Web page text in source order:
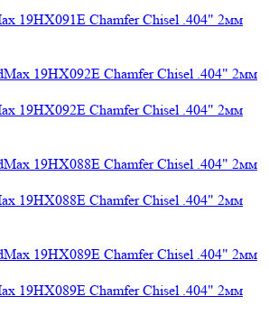
19HX091E Chamfer Chisel .404" 2мм
19HX092E Chamfer Chisel .404" 2мм
19HX088E Chamfer Chisel .404" 2мм
19HX089E Chamfer Chisel .404" 2мм